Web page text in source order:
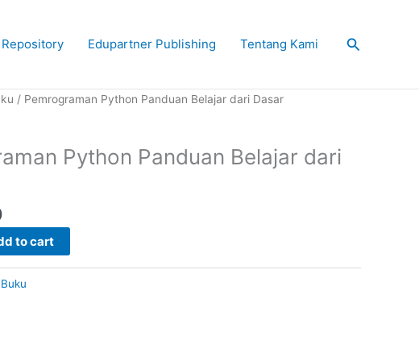
Repository Edupartner Publishing Tentang Kami Search
/ Pemrograman Python Panduan Belajar dari Dasar
Python Panduan Belajar dari
to cart